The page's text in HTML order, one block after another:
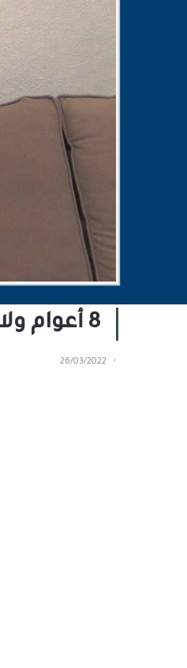
8 أعوام ولايزال “فوزان الحربي” يكابد حكمه الجائر
26/03/2022